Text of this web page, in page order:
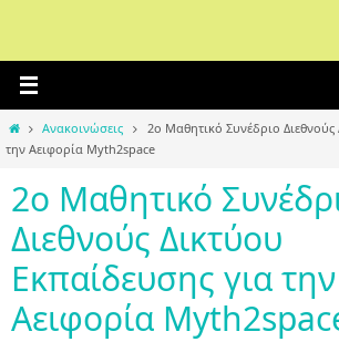
HomeΑνακοινώσεις
2ο Μαθητικό Συνέδριο
την Αειφορία Myth2space
2ο Μαθητικό
Διεθνούς Δικτύου
Εκπαίδευσης για την
Αειφορία